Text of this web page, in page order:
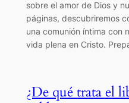
sobre el amor de Dios y
páginas, descubriremos
una comunión íntima con
vida plena en Cristo.
¿De qué trata el